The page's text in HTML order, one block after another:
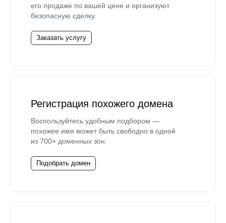
его продаже по вашей цене и организуют
безопасную сделку.
Заказать услугу
Регистрация похожего домена
Воспользуйтесь удобным подбором —
похожее имя может быть свободно в одной
из 700+ доменных зон.
Подобрать домен